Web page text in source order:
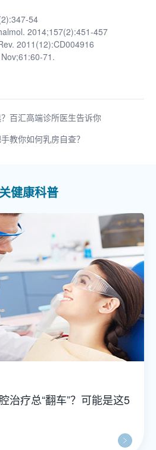
54
2014;157(2):451-457
2011(12):CD004916
71.
百汇高端诊所医生告诉你
教你如何乳房自查？
健康科普
治疗总“翻车”？可能是这5